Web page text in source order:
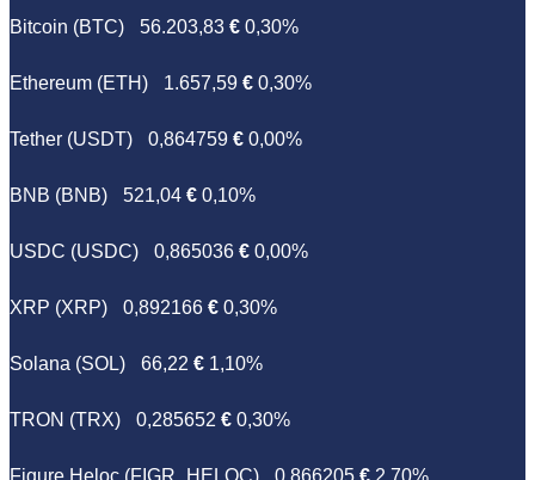
Bitcoin (BTC) 56.203,83 € 0,30%
Ethereum (ETH) 1.657,59 € 0,30%
Tether (USDT) 0,864759 € 0,00%
BNB (BNB) 521,04 € 0,10%
USDC (USDC) 0,865036 € 0,00%
XRP (XRP) 0,892166 € 0,30%
Solana (SOL) 66,22 € 1,10%
TRON (TRX) 0,285652 € 0,30%
Figure Heloc (FIGR_HELOC) 0,866205 € 2,70%